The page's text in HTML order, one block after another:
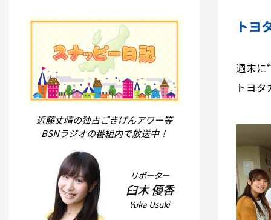
近藤丈靖の独占ごきげんアワー等
BSNラジオの番組内で放送中！
リポーター
臼木 優香
Yuka Usuki
トヨ
週末に
トヨ